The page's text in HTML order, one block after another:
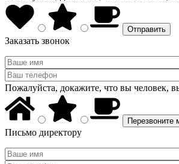
Заказать звонок
Пожалуйста, докажите, что вы человек,
Письмо директору